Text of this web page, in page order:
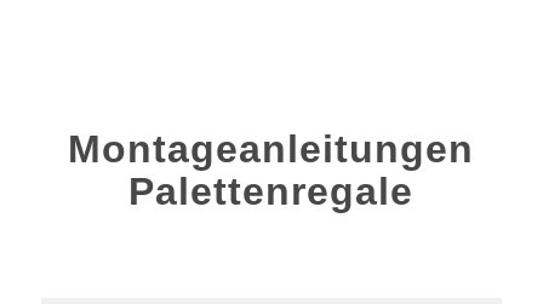
Montageanleitungen
Palettenregale